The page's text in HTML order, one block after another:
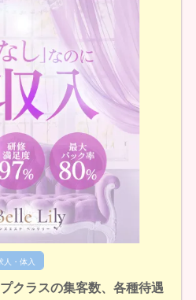
人・体入
クラスの集客数、各種待遇